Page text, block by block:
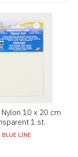
Nylon 10 x 20 cm
1 st.
BLUE LINE